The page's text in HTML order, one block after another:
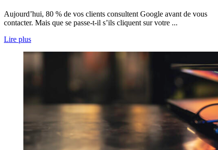
Aujourd’hui, 80 % de vos clients consultent Google avant de vous
contacter. Mais que se passe-t-il s’ils cliquent sur votre ...
Lire plus